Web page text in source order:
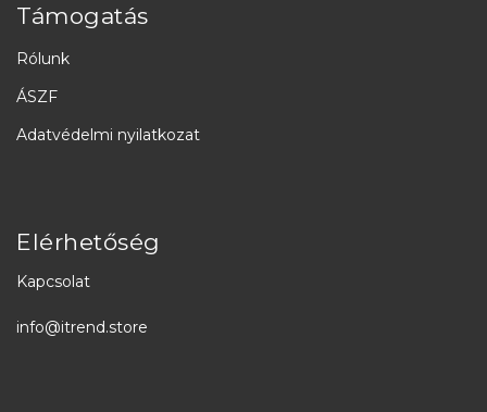
Támogatás
Rólunk
ÁSZF
Adatvédelmi nyilatkozat
Elérhetőség
Kapcsolat
info@itrend.store